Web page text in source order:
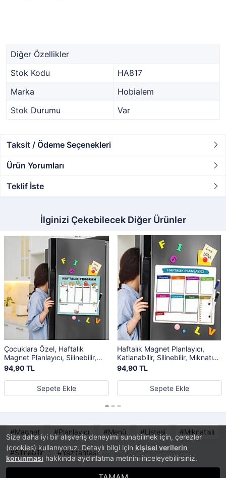
Size daha iyi bir alışveriş deneyimi sunabilmek için, çerezler
(cookies) kullanıyoruz. Detaylı bilgi için kişisel verilerin
korunması hakkında aydınlatma metnini inceleyebilirsiniz.
Diğer Özellikler
Stok Kodu
HA817
Marka
Hobialem
Stok Durumu
Var
Taksit / Ödeme Seçenekleri
Ürün Yorumları
Teklif İste
İlginizi Çekebilecek Diğer Ürünler
Çocuklara Özel, Haftalık
Magnet Planlayıcı, Silinebilir,
Mıknatıslı Yazı Tahtası + 3 Adet
Kalem
94,90 TL
Sepete Ekle
Haftalık Magnet Planlayıcı,
Katlanabilir, Silinebilir, Mıknatıslı
Yazı Tahtası Pano + 2 Kalem
94,90 TL
Sepete Ekle
Magnet Planlayıcı Menü Listesi Mıknatıslı
Silinebilir Yazıtahtası